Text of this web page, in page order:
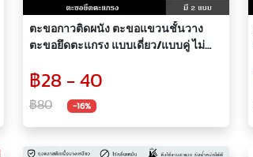
ตะขอกาวติดผนัง ตะขอแขวนชั้นวาง
ตะขอยึดตะแกรง แบบเดี่ยว/แบบคู่ ไม่
฿28 - 40
฿80 -16%